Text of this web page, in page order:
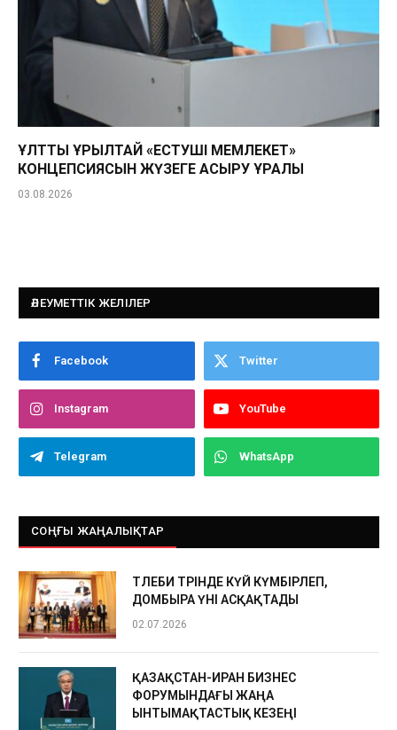
ҰЛТТЫҚ ҚҰРЫЛТАЙ «ЕСТУШІ МЕМЛЕКЕТ»
КОНЦЕПСИЯСЫН ЖҮЗЕГЕ АСЫРУ ҚҰРАЛЫ
03.08.2026
ӘЛЕУМЕТТІК ЖЕЛІЛЕР
Facebook Twitter
Instagram YouTube
Telegram WhatsApp
СОҢҒЫ ЖАҢАЛЫҚТАР
ТӨЛЕБИ ТӨРІНДЕ КҮЙ КҮМБІРЛЕП,
ДОМБЫРА ҮНІ АСҚАҚТАДЫ
02.07.2026
ҚАЗАҚСТАН-ИРАН БИЗНЕС
ФОРУМЫНДАҒЫ ЖАҢА
ЫНТЫМАҚТАСТЫҚ КЕЗЕҢІ